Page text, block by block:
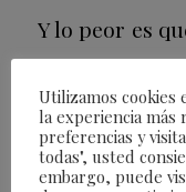
Y lo peor es
encontrar
ciudadanos
libertad a la
que los
Utilizamos cookies
la experiencia
preferencias y
todas", usted
embargo, puede